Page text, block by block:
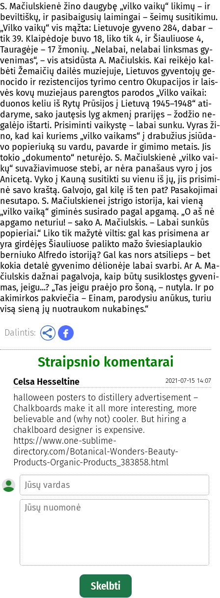
S. Ma­čiuls­kie­nė ži­no dau­gy­bę „vil­ko vai­kų“ li­ki­mų – ir
be­vil­tiš­kų, ir pa­si­bai­gu­sių lai­min­gai – šei­mų su­si­ti­ki­mu.
„Vil­ko vai­kų“ vis mąž­ta: Lie­tu­vo­je gy­ve­no 284, da­bar –
tik 39. Klai­pė­do­je bu­vo 18, li­ko tik 4, ir Šiau­liuo­se 4,
Tau­ra­gė­je – 17 žmo­nių. „Ne­la­bai, ne­la­bai links­mas gy­
ve­ni­mas“, – vis at­si­dūs­ta A. Ma­čiuls­kis. Kai rei­kė­jo kal­
bė­ti Že­mai­čių dai­lės mu­zie­ju­je, Lie­tu­vos gy­ven­to­jų ge­
no­ci­do ir re­zis­ten­ci­jos ty­ri­mo cent­ro Oku­pa­ci­jos ir lais­
vės ko­vų mu­zie­jaus pa­reng­tos pa­ro­dos „Vil­ko vai­kai:
duo­nos ke­liu iš Ry­tų Prū­si­jos į Lie­tu­vą 1945–1948“ ati­
da­ry­me, sa­ko jau­tę­sis lyg ak­me­nį pra­ri­jęs – žo­džio ne­
ga­lė­jo iš­tar­ti. Pri­si­min­ti vai­kys­tę – la­bai sun­ku. Vy­ras ži­
no, kad kai ku­riems „vil­ko vai­kams“ į dra­bu­žius įsiū­da­
vo po­pie­riu­ką su var­du, pa­var­de ir gi­mi­mo me­tais. Jis
to­kio „do­ku­men­to“ ne­tu­rė­jo. S. Ma­čiuls­kie­nė „vil­ko vai­
kų“ su­va­žia­vi­muo­se ste­bi, ar nė­ra pa­na­šaus vy­ro į jos
Ani­ce­tą. Vy­ko į Kau­ną su­si­tik­ti su vie­nu iš jų, jis pri­si­mi­
nė sa­vo kraš­tą. Gal­vo­jo, gal ki­lę iš ten pat? Pa­sa­ko­ji­mai
ne­su­ta­po. S. Ma­čiuls­kie­nei įstri­go is­to­ri­ja, kai vie­ną
„vil­ko vai­ką“ gi­mi­nės su­si­ra­do pa­gal ap­ga­mą. „O aš nė
ap­ga­mo ne­tu­riu! – sa­ko A. Ma­čiuls­kis. – La­bai sun­kūs
po­pie­riai.“ Li­ko tik ma­žy­tė vil­tis: gal kas pri­si­me­na ar
yra gir­dė­jęs Šiau­liuo­se pa­lik­to ma­žo švie­siap­lau­kio
ber­niu­ko Alf­re­do is­to­ri­ją? Gal kas nors at­si­lieps – bet
ko­kia de­ta­lė gy­ve­ni­mo dė­lio­nė­je la­bai svar­bi. Ar A. Ma­
čiuls­kis daž­nai pa­gal­vo­ja, kaip bū­tų su­si­klos­tęs gy­ve­ni­
mas, jei­gu...? „Tas jei­gu praė­jo pro šo­ną, – nu­ty­la. Ir po
aki­mir­kos pa­kvie­čia – Ei­nam, pa­ro­dy­siu anū­kus, tu­riu
vi­są sie­ną jų nuo­trau­kom nu­ka­bi­nęs.“
Dalintis:
Straipsnio komentarai
2021-07-15 14:07
Celsa Hesseltine
halloween posters to distillery advertisement –
Chalkboards make it all more interesting, more
believable and (why not) cooler. But hiring a
chaklboard designer is expensive.
https://www.one-sublime-
directory.com/Botanical-Wonders-Beauty-
Products-Organic-Products_383858.html
Skelbti